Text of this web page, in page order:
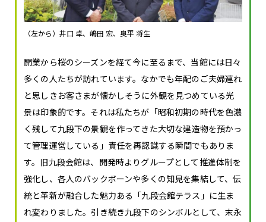
（左から）井口 卓、嶋田 宏、奥平 将生
開業から桜のシーズンを経て今に至るまで、当館には日々
多くの人たちが訪れています。なかでも年配のご夫婦連れ
と思しきお客さまが懐かしそうに外観を見つめている光
景は印象的です。それは私たちが「昭和初期の時代を色濃
く残して九段下の景観を作ってきた大切な建造物を預かっ
て管理運営している」責任を再認識する瞬間でもありま
す。旧九段会館は、開発時よりグループとして推進体制を
強化し、各人のバックボーンや多くの知見を集結して、伝
統と革新が融合した魅力ある「九段会館テラス」に生ま
れ変わりました。引き続き九段下のシンボルとして、末永